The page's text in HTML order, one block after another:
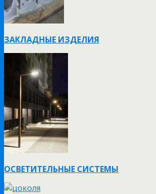
ЗАКЛАДНЫЕ ИЗДЕЛИЯ
ОСВЕТИТЕЛЬНЫЕ СИСТЕМЫ